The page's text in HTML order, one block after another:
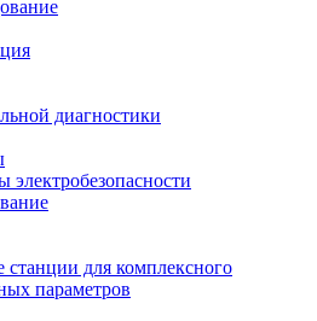
диагностики
для комплексного
параметров